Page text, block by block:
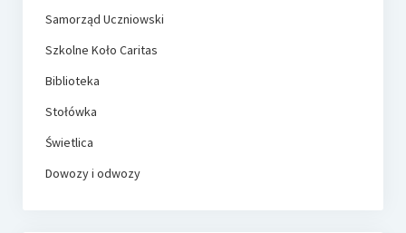
Samorząd Uczniowski
Szkolne Koło Caritas
Biblioteka
Stołówka
Świetlica
Dowozy i odwozy